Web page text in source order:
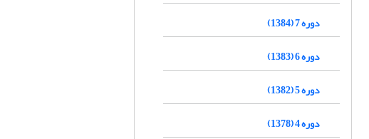
دوره 7 (1384)
دوره 6 (1383)
دوره 5 (1382)
دوره 4 (1378)